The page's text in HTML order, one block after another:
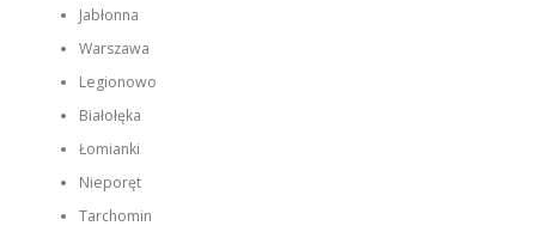
Jabłonna
Warszawa
Legionowo
Białołęka
Łomianki
Nieporęt
Tarchomin